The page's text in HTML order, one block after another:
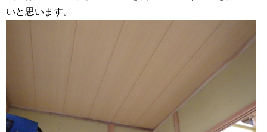
いと思います。